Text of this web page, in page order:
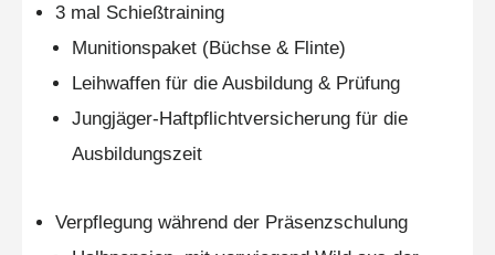
3 mal Schießtraining
Munitionspaket (Büchse & Flinte)
Leihwaffen für die Ausbildung & Prüfung
Jungjäger-Haftpflichtversicherung für die
Ausbildungszeit
Verpflegung während der Präsenzschulung